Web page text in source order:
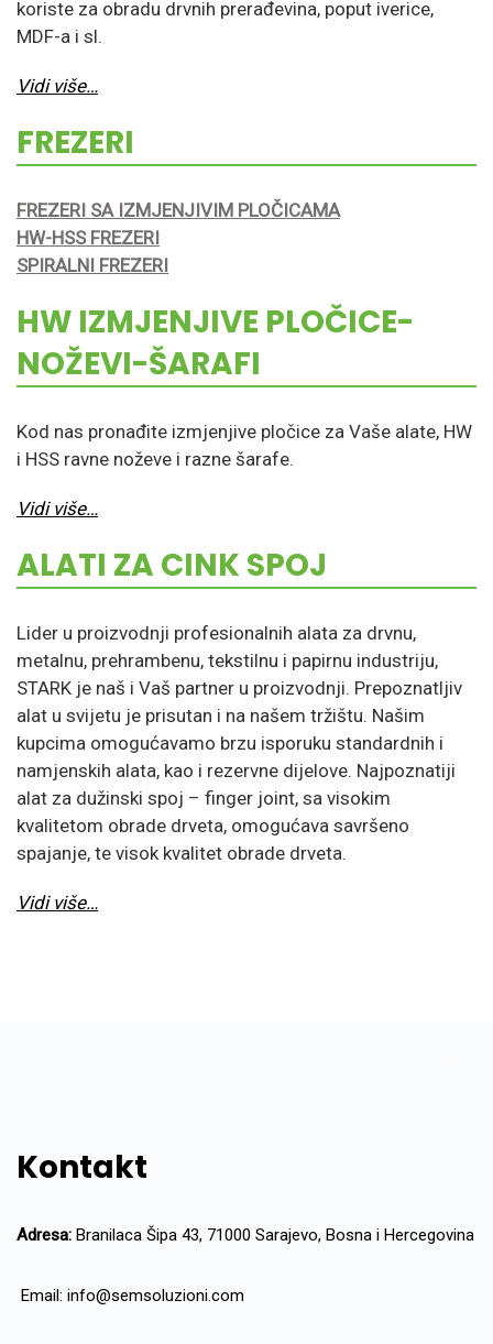
koriste za obradu drvnih prerađevina, poput iverice,
MDF-a i sl.
Vidi više…
FREZERI
FREZERI SA IZMJENJIVIM PLOČICAMA
HW-HSS FREZERI
SPIRALNI FREZERI
HW IZMJENJIVE PLOČICE-
NOŽEVI-ŠARAFI
Kod nas pronađite izmjenjive pločice za Vaše alate, HW
i HSS ravne noževe i razne šarafe.
Vidi više…
ALATI ZA CINK SPOJ
Lider u proizvodnji profesionalnih alata za drvnu,
metalnu, prehrambenu, tekstilnu i papirnu industriju,
STARK je naš i Vaš partner u proizvodnji. Prepoznatljiv
alat u svijetu je prisutan i na našem tržištu. Našim
kupcima omogućavamo brzu isporuku standardnih i
namjenskih alata, kao i rezervne dijelove. Najpoznatiji
alat za dužinski spoj – finger joint, sa visokim
kvalitetom obrade drveta, omogućava savršeno
spajanje, te visok kvalitet obrade drveta.
Vidi više…
Kontakt
Adresa: Branilaca Šipa 43, 71000 Sarajevo, Bosna i Hercegovina
Email: info@semsoluzioni.com